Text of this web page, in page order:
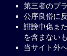
第三者のプ
公序良俗に
誹謗中傷ま
を含まない
当サイト外